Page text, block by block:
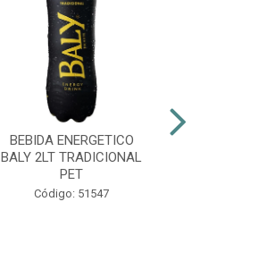
BEBIDA ENERGETICO
BALY 2LT TRADICIONAL
PET
Código: 51547